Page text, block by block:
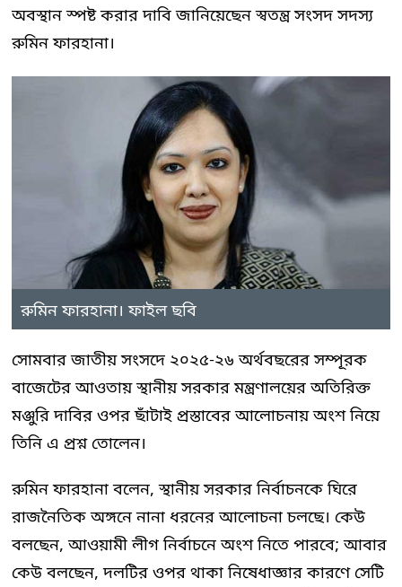
অবস্থান স্পষ্ট করার দাবি জানিয়েছেন স্বতন্ত্র সংসদ সদস্য
রুমিন ফারহানা।
রুমিন ফারহানা। ফাইল ছবি
সোমবার জাতীয় সংসদে ২০২৫-২৬ অর্থবছরের সম্পূরক
বাজেটের আওতায় স্থানীয় সরকার মন্ত্রণালয়ের অতিরিক্ত
মঞ্জুরি দাবির ওপর ছাঁটাই প্রস্তাবের আলোচনায় অংশ নিয়ে
তিনি এ প্রশ্ন তোলেন।
রুমিন ফারহানা বলেন, স্থানীয় সরকার নির্বাচনকে ঘিরে
রাজনৈতিক অঙ্গনে নানা ধরনের আলোচনা চলছে। কেউ
বলছেন, আওয়ামী লীগ নির্বাচনে অংশ নিতে পারবে; আবার
কেউ বলছেন, দলটির ওপর থাকা নিষেধাজ্ঞার কারণে সেটি